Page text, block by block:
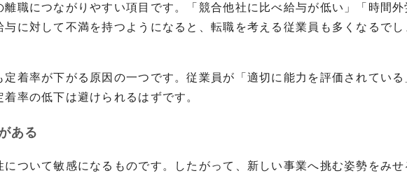
職につながりやすい項目です。「競合他社に比べ給与が低い」「時間外
に対して不満を持つようになると、転職を考える従業員も多くなるでし
定着率が下がる原因の一つです。従業員が「適切に能力を評価されている
率の低下は避けられるはずです。
ある
ついて敏感になるものです。したがって、新しい事業へ挑む姿勢をみせ